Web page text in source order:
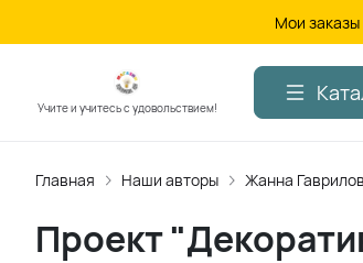
Мои заказы
Учите и учитесь с удовольствием!
Главная Наши авторы Жанна
Проект